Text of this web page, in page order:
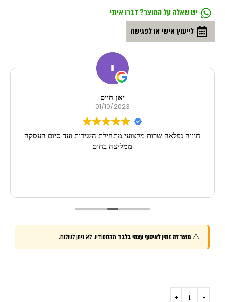
יש שאלה על המוצר? דברו איתי
לייעוץ אישי או לפגישה
יאן חיים
01/10/2023
חוויה נפלאה שרות מקצועי מתחילת השירות ועד סיום העסקה
ממליצה בחום
⚠️ מוצר זה זמין לאיסוף עצמי בלבד מהסטודיו. לא ניתן לשלוח.